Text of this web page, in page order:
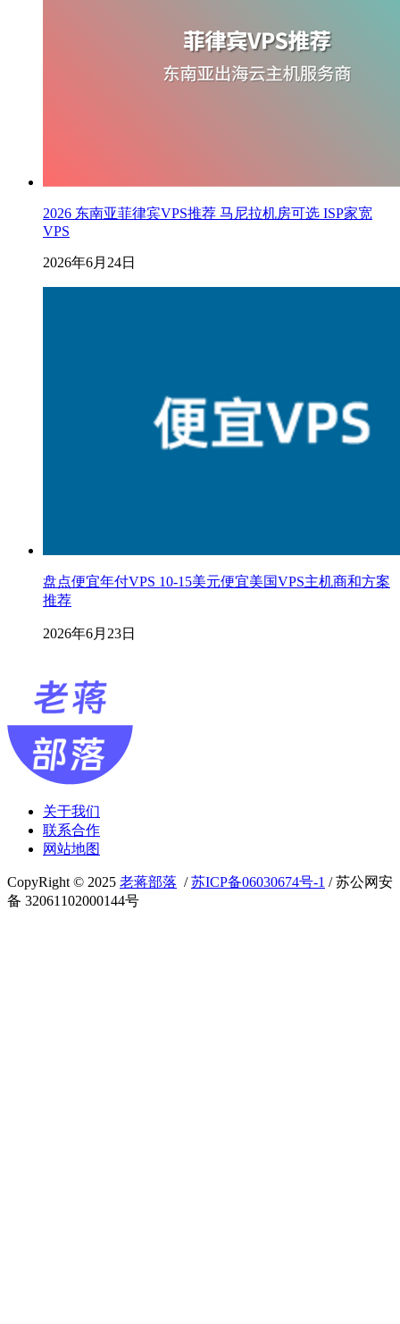
2026 东南亚菲律宾VPS推荐 马尼拉机房可选 ISP家宽
VPS
2026年6月24日
盘点便宜年付VPS 10-15美元便宜美国VPS主机商和方案
推荐
2026年6月23日
关于我们
联系合作
网站地图
CopyRight © 2025 老蒋部落 /苏ICP备06030674号-1 / 苏公网安
备 32061102000144号